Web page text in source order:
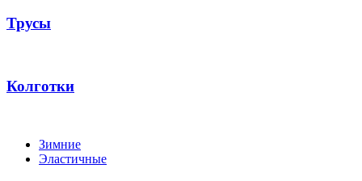
Трусы
Колготки
Зимние
Эластичные